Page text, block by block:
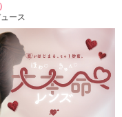
ース